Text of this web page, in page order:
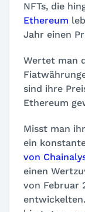
NFTs, die
Ethereum
Jahr einen
Wertet man
sind ihre
Ethereum
Misst man
ein
von
einen
von Februar